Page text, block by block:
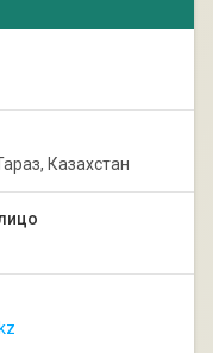
Казахстан